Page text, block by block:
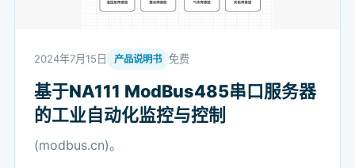
2024年7月15日 产品说明书 免费
基于NA111 ModBus485串口服务器
的工业自动化监控与控制
(modbus.cn)。